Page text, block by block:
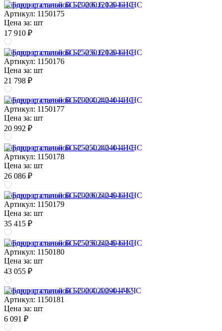
Бордюр стальной БС-200.6.120-6-I-НС
Артикул: 1150175
Цена за: шт
17 910 ₽
Бордюр стальной БС-250.6.120-6-I-НС
Артикул: 1150176
Цена за: шт
21 798 ₽
Бордюр стальной БС-200.4.240-4-I-НС
Артикул: 1150177
Цена за: шт
20 992 ₽
Бордюр стальной БС-250.4.240-4-I-НС
Артикул: 1150178
Цена за: шт
26 086 ₽
Бордюр стальной БС-200.6.240-6-I-НС
Артикул: 1150179
Цена за: шт
35 415 ₽
Бордюр стальной БС-250.6.240-6-I-НС
Артикул: 1150180
Цена за: шт
43 055 ₽
Бордюр стальной БС-200.4.290-4-I-ЧС
Артикул: 1150181
Цена за: шт
6 091 ₽